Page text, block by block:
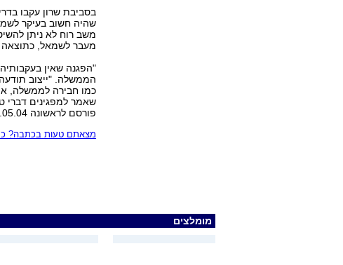
בסביבת שרון עקבו
שהיה חשוב בעיקר
משב רוח לא ניתן
מעבר לשמאל, כתוצאה
"הפגנה שאין
הממשלה. "ייצוב
כמו חבירה לממשלה, אם
שאמר למפגינים דברי
פורסם לראשונה 15.05.04, 11:56
מצאתם טעות בכתבה?
מומלצים